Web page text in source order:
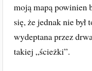
moją mapą powinien
się, że jednak nie
wydeptana przez
takiej „ścieżki”.